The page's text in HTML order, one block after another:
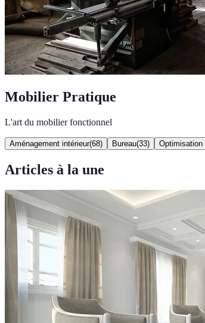
Mobilier Pratique
L'art du mobilier fonctionnel
Aménagement intérieur(68) Bureau(33) Optimisation
Articles à la une